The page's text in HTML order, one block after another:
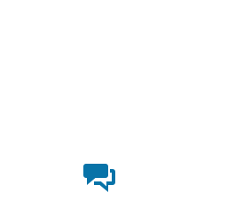
Beteiligungsformate